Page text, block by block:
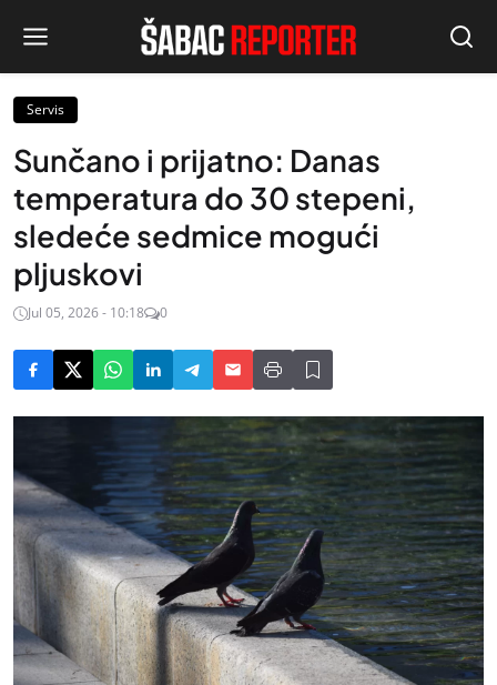
Servis
Sunčano i prijatno: Danas
temperatura do 30 stepeni,
sledeće sedmice mogući
pljuskovi
Jul 05, 2026 - 10:18 0